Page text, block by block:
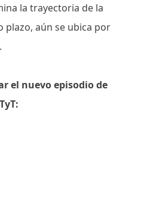
la trayectoria de la
plazo, aún se ubica por
el nuevo episodio de